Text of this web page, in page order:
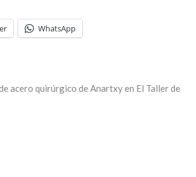
WhatsApp
acero quirúrgico de Anartxy en El Taller de